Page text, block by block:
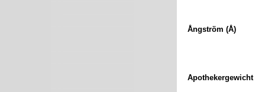
Ångström (Å)
Apothekergewicht